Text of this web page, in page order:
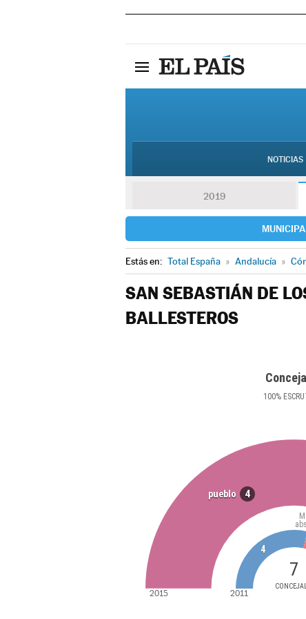
NOTICIAS
2019
Estás en: Total España » Andalucía »
SAN SEBASTIÁN DE
BALLESTEROS
100%
pueblo 4
7
4
2015 2011